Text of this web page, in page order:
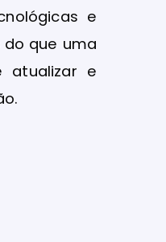
e
do que uma
atualizar e